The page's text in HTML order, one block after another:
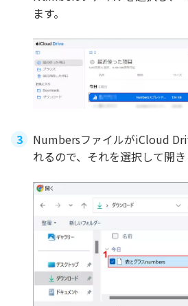
ます。
NumbersファイルがiCloud
れるので、それを選択して開き